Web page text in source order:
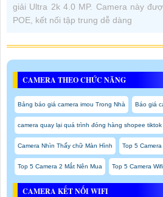
giải Ultra 2k 4.0 MP. Camera này
POE, kết nối tập trung dễ dàng
CAMERA THEO CHỨC NĂNG
Bảng báo giá camera imou Trong Nhà Báo giá
camera quay lại quá trình đóng hàng shopee tiktok
Camera Nhìn Thấy chữ Màn Hình Top 5
Top 5 Camera 2 Mắt Nên Mua Top 5 Camera
CAMERA KẾT NỐI WIFI